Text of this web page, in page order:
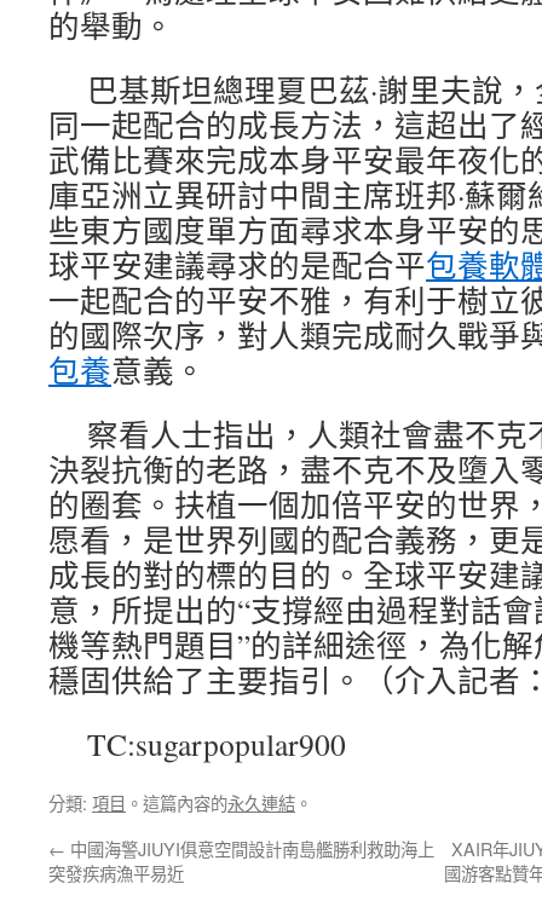
的舉動。
巴基斯坦總理夏巴茲·謝里夫說
同一起配合的成長方法，這超出了
武備比賽來完成本身平安最年夜化
庫亞洲立異研討中間主席班邦·蘇
些東方國度單方面尋求本身平安的
球平安建議尋求的是配合平包養軟
一起配合的平安不雅，有利于樹立
的國際次序，對人類完成耐久戰爭
包養意義。
察看人士指出，人類社會盡不
決裂抗衡的老路，盡不克不及墮入
的圈套。扶植一個加倍平安的世界
愿看，是世界列國的配合義務，更
成長的對的標的目的。全球平安建
意，所提出的“支撐經由過程對話
機等熱門題目”的詳細途徑，為化
穩固供給了主要指引。（介入記者
TC:sugarpopular900
分類: 項目 。這篇內容的永久連結 。
← 中國海警JIUYI俱意空間設計南島艦勝利救助海上
突發疾病漁平易近
XAIR年
國游客點贊